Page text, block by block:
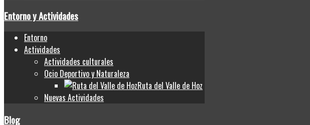
Entorno y Actividades
Entorno
Actividades
Actividades culturales
Ocio Deportivo y Naturaleza
Ruta del Valle de Hoz
Nuevas Actividades
Blog